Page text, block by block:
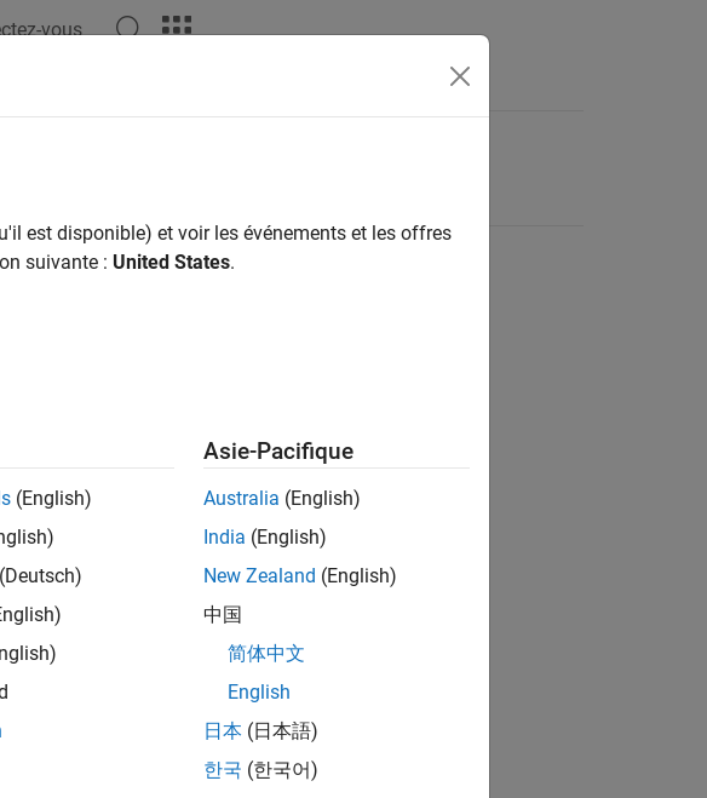
vous
est disponible) et voir les événements et les offres
suivante : United States.
(English)
(Deutsch)
Asie-Pacifique
Australia (English)
India (English)
New Zealand (English)
中国
简体中文
English
日本 (日本語)
한국 (한국어)